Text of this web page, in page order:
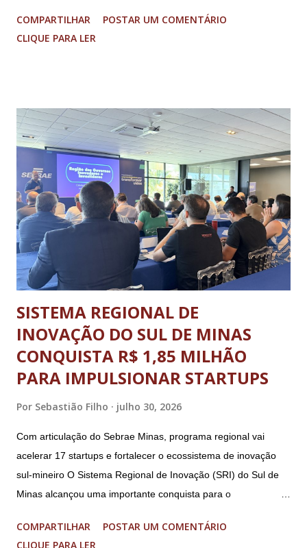
adolescentes. É isso que o Arena Sesc proporcionou para 165
integrantes das Escolas de Esportes do Sesc São Lourenço,
participantes, entre 9 e 17 anos de idade, de várias partes do
estado, no Sesc Contagem, localizado na Região
Metropolitana de Belo Horizonte. Foram cinco dias de disputas
em diferentes modalidades esportivas, palestras e uma
programação dedicada a promover a integração, o respeito e
o desenvolvimento pessoal e social através do esporte. A
abertura oficial, com direto a cerimônia, aconteceu no dia 20
de julho (segunda-feira) e o ence...
COMPARTILHAR
POSTAR UM COMENTÁRIO
CLIQUE PARA LER
SISTEMA REGIONAL DE
INOVAÇÃO DO SUL DE MINAS
CONQUISTA R$ 1,85 MILHÃO
PARA IMPULSIONAR STARTUPS
Por Sebastião Filho julho 30, 2026
Com articulação do Sebrae Minas, programa regional vai
acelerar 17 startups e fortalecer o ecossistema de inovação
sul-mineiro O Sistema Regional de Inovação (SRI) do Sul de
Minas alcançou uma importante conquista para o
proposta “Acelera Vibra” foi contemplada na Chamada
COMPARTILHAR
POSTAR UM COMENTÁRIO
CLIQUE PARA LER